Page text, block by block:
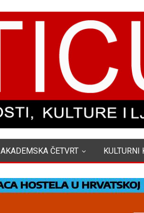
AKADEMSKA ČETVRT KULTURNI